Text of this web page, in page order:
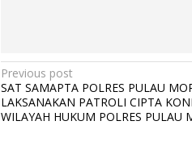
P
o
s
Previous post
SAT SAMAPTA POLRES PULAU
LAKSANAKAN PATROLI CIPTA
WILAYAH HUKUM POLRES PULAU